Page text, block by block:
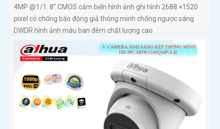
4MP @1/1. 8" CMOS cảm biến hình ảnh ghi hình 2688 ×1520
pixel có chống báo động giả thông minh chống ngược sáng
DWDR hình ảnh màu ban đêm chất lượng cao